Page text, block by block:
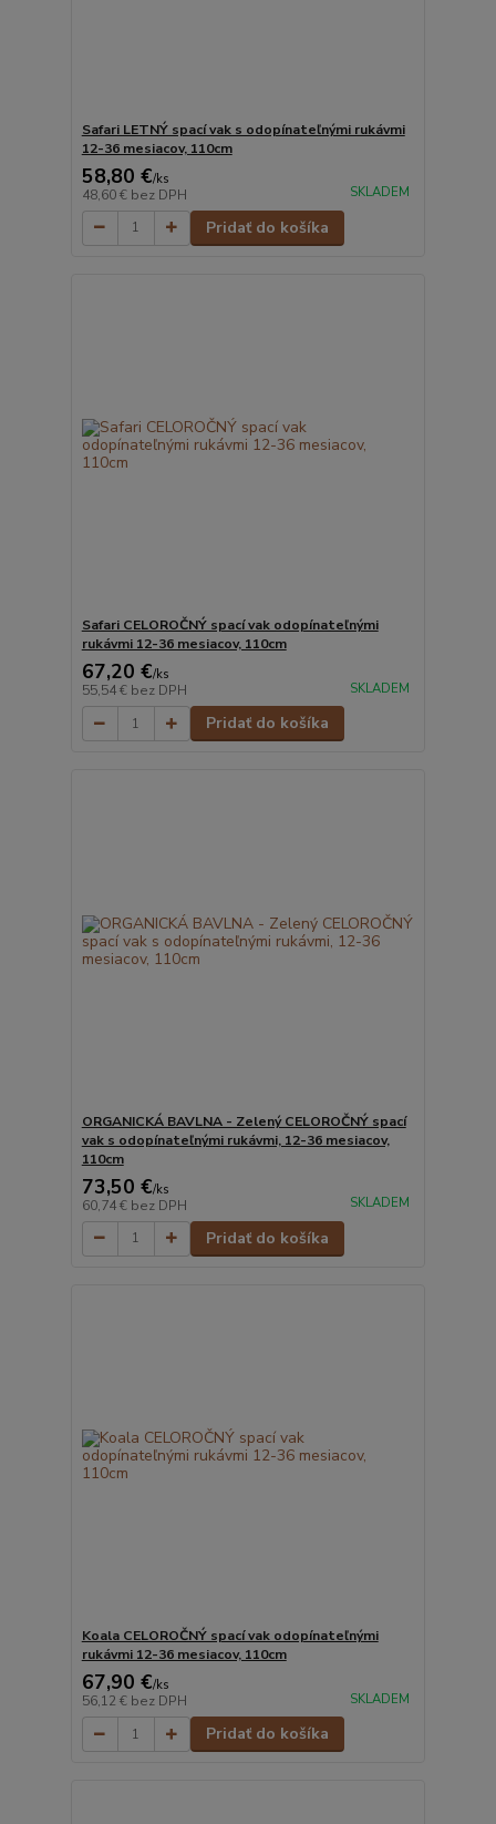
Safari LETNÝ spací vak s odopínateľnými rukávmi
12-36 mesiacov, 110cm
58,80 €/ks
48,60 € bez DPH SKLADEM
Pridať do košíka
Safari CELOROČNÝ spací vak odopínateľnými
rukávmi 12-36 mesiacov, 110cm
67,20 €/ks
55,54 € bez DPH SKLADEM
Pridať do košíka
ORGANICKÁ BAVLNA - Zelený CELOROČNÝ spací
vak s odopínateľnými rukávmi, 12-36 mesiacov,
110cm
73,50 €/ks
60,74 € bez DPH SKLADEM
Pridať do košíka
Koala CELOROČNÝ spací vak odopínateľnými
rukávmi 12-36 mesiacov, 110cm
67,90 €/ks
56,12 € bez DPH SKLADEM
Pridať do košíka